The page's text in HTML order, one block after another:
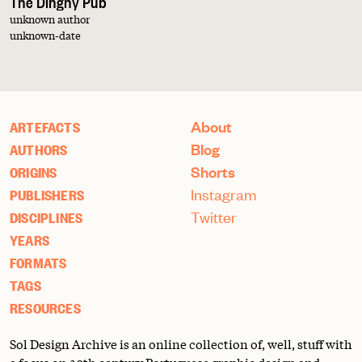
unknown author
unknown-date
ARTEFACTS
AUTHORS
ORIGINS
PUBLISHERS
DISCIPLINES
YEARS
FORMATS
TAGS
RESOURCES
About
Blog
Shorts
Instagram
Twitter
Sol Design Archive is an online collection of, well, stuff with